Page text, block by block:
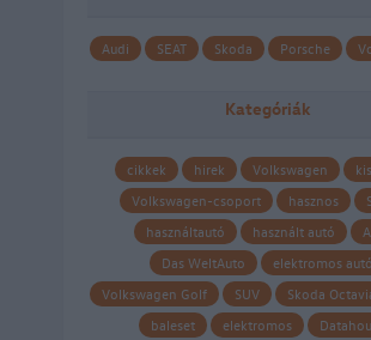
Audi SEAT Skoda Porsche
Kategóriák
cikkek hirek Volkswagen
Volkswagen-csoport
hasznos
használtautó
használt autó
Das WeltAuto
elektromos autó
Volkswagen Golf
SUV Skoda
baleset
elektromos